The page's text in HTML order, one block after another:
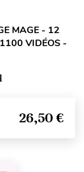
MAGE - 12
VIDÉOS -
26,50 €